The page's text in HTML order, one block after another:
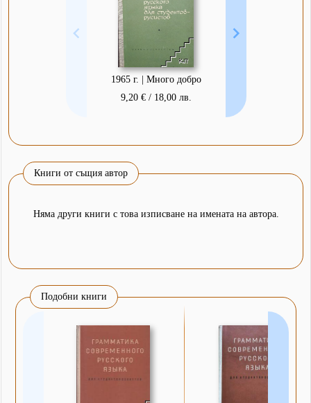
1965 г. | Много добро
9,20 € / 18,00 лв.
Книги от същия автор
Няма други книги с това изписване на имената на автора.
Подобни книги